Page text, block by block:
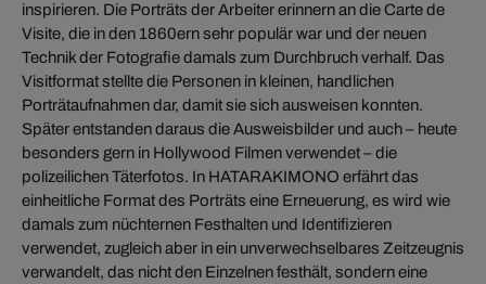
inspirieren. Die Porträts der Arbeiter erinnern an die Carte de
Visite, die in den 1860ern sehr populär war und der neuen
Technik der Fotografie damals zum Durchbruch verhalf. Das
Visitformat stellte die Personen in kleinen, handlichen
Porträtaufnahmen dar, damit sie sich ausweisen konnten.
Später entstanden daraus die Ausweisbilder und auch – heute
besonders gern in Hollywood Filmen verwendet – die
polizeilichen Täterfotos. In HATARAKIMONO erfährt das
einheitliche Format des Porträts eine Erneuerung, es wird wie
damals zum nüchternen Festhalten und Identifizieren
verwendet, zugleich aber in ein unverwechselbares Zeitzeugnis
verwandelt, das nicht den Einzelnen festhält, sondern eine